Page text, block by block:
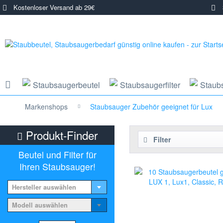
Kostenloser Versand ab 29€
Staubsaugerbeutel Staubsaugerfilter
Markenshops Staubsauger Zubehör geeignet für Lux
Produkt-Finder
Beutel und Filter für
Ihren Staubsauger!
Hersteller auswählen
Modell auswählen
Filter